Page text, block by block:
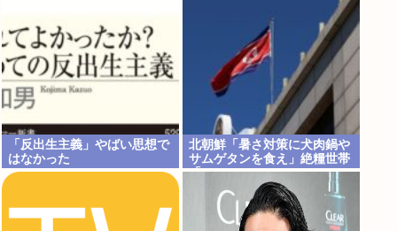
「反出生主義」やばい思想で
はなかった
北朝鮮「暑さ対策に犬肉鍋や
サムゲタンを食え」絶糧世帯
「…」